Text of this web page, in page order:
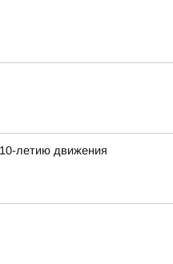
летию движения